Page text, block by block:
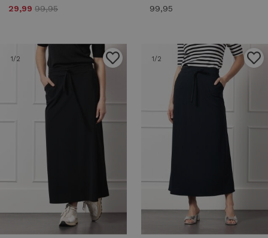
29,99 99,95 99,95
1/2 1/2